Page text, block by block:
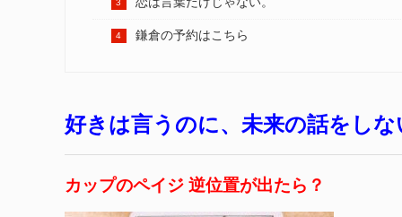
鎌倉の予約はこちら
好きは言うのに、未来の話をしな
カップのペイジ 逆位置が出たら？